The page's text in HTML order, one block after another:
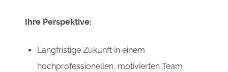
Ihre Perspektive:
Langfristige Zukunft in einem
hochprofessionellen, motivierten Team